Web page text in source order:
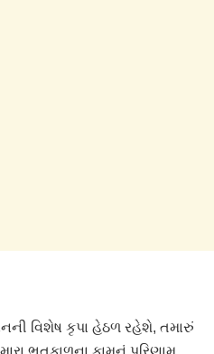
વિશેષ કૃપા હેઠળ રહેશે, તમારું